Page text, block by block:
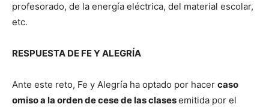
profesorado, de la energía eléctrica, del material escolar,
etc.
RESPUESTA DE FE Y ALEGRÍA
Ante este reto, Fe y Alegría ha optado por hacer caso
omiso a la orden de cese de las clasesemitida por el